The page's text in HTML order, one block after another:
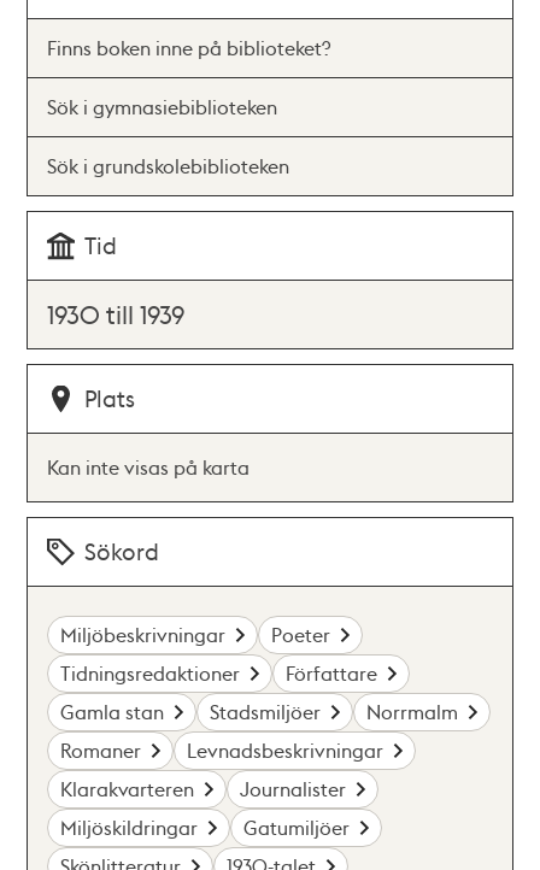
Finns boken inne på biblioteket?
Sök i gymnasiebiblioteken
Sök i grundskolebiblioteken
Tid
1930 till 1939
Plats
Kan inte visas på karta
Sökord
Miljöbeskrivningar
Poeter
Tidningsredaktioner
Författare
Gamla stan
Stadsmiljöer
Norrmalm
Romaner
Levnadsbeskrivningar
Klarakvarteren
Journalister
Miljöskildringar
Gatumiljöer